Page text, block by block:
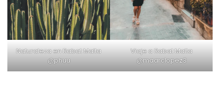
Naturaleza en Rabat Malta
@phuu
Viaje a Rabat Malta
@maarclopez3